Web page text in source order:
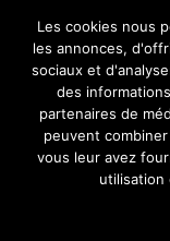
Bienvenue sur
Retrouvez ici
la
découvertes,
sur
Les cookies nous
les annonces,
sociaux et
des
partenaires de
peuvent
vous leur avez
utilisation